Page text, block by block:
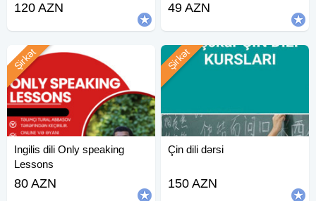
120 AZN 49 AZN
Ingilis dili Only speaking
Lessons
Şirkət
80 AZN
Çin dili dərsi
Şirkət
150 AZN